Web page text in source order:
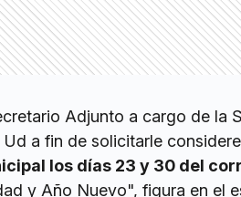
Adjunto a cargo de la
a fin de solicitarle
los días 23 y 30 del
y Año Nuevo", figura en el